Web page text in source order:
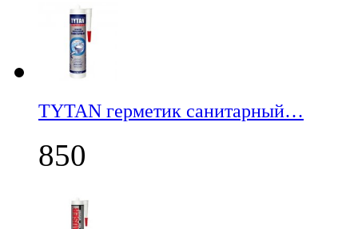
TYTAN герметик санитарный…
850